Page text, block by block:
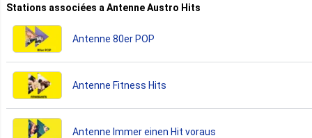
Stations associées a Antenne Austro Hits
Antenne 80er POP
Antenne Fitness Hits
Antenne Immer einen Hit voraus